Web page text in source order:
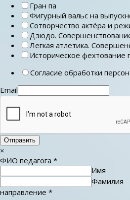
Гран па
Фигурный вальс на
Сотворчество актёра и
Дзюдо.
Легкая атлетика.
Историческое фехтование
Согласие обработки
Email
Отправить
×
ФИО педагога *
Имя
Фамилия
направление *